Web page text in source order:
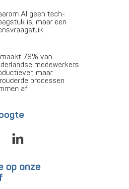
AI geen tech-
is, maar een
78% van
medewerkers
maar
processen
af
op onze